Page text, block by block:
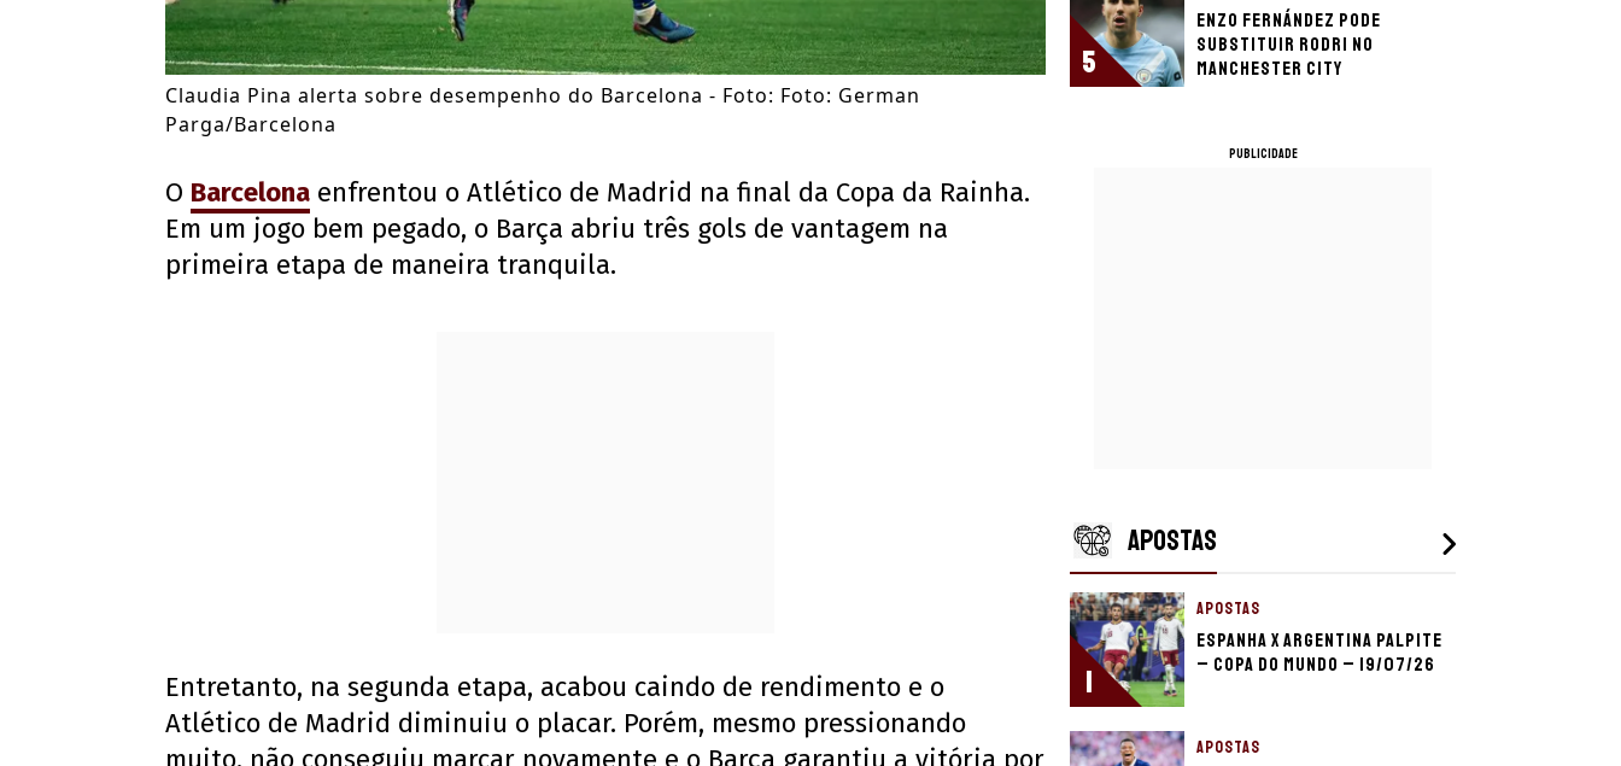
Claudia Pina alerta sobre desempenho do Barcelona - Foto: Foto: German
Parga/Barcelona
O Barcelona enfrentou o Atlético de Madrid na final da Copa da Rainha.
Em um jogo bem pegado, o Barça abriu três gols de vantagem na
primeira etapa de maneira tranquila.
Entretanto, na segunda etapa, acabou caindo de rendimento e o
Atlético de Madrid diminuiu o placar. Porém, mesmo pressionando
5
Enzo Fernández pode
substituir Rodri no
Manchester City
PUBLICIDADE
APOSTAS
1
APOSTAS
Espanha x Argentina palpite
– Copa do Mundo – 19/07/26
APOSTAS